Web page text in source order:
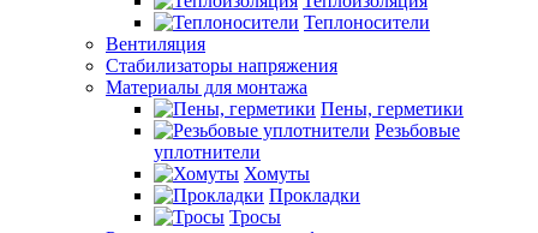
Теплоносители
Вентиляция
Стабилизаторы напряжения
Материалы для монтажа
Пены, герметики
Резьбовые
уплотнители
Хомуты
Прокладки
Тросы